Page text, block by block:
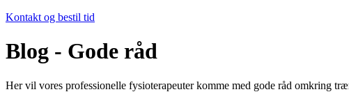
Kontakt og bestil tid
Blog - Gode råd
Her vil vores professionelle fysioterapeuter komme med gode råd omkring